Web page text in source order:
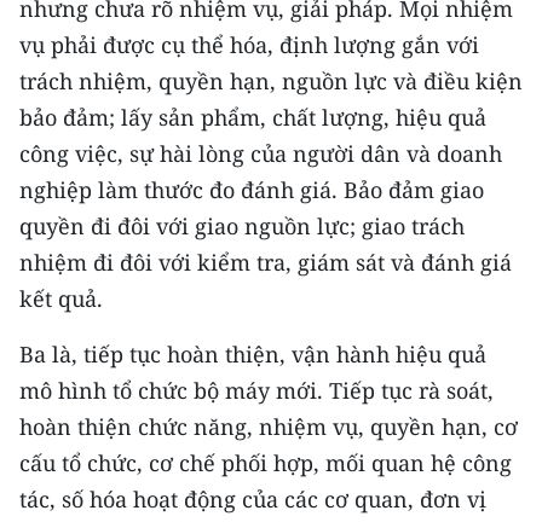
nhưng chưa rõ nhiệm vụ, giải pháp. Mọi nhiệm
vụ phải được cụ thể hóa, định lượng gắn với
trách nhiệm, quyền hạn, nguồn lực và điều kiện
bảo đảm; lấy sản phẩm, chất lượng, hiệu quả
công việc, sự hài lòng của người dân và doanh
nghiệp làm thước đo đánh giá. Bảo đảm giao
quyền đi đôi với giao nguồn lực; giao trách
nhiệm đi đôi với kiểm tra, giám sát và đánh giá
kết quả.
Ba là, tiếp tục hoàn thiện, vận hành hiệu quả
mô hình tổ chức bộ máy mới. Tiếp tục rà soát,
hoàn thiện chức năng, nhiệm vụ, quyền hạn, cơ
cấu tổ chức, cơ chế phối hợp, mối quan hệ công
tác, số hóa hoạt động của các cơ quan, đơn vị